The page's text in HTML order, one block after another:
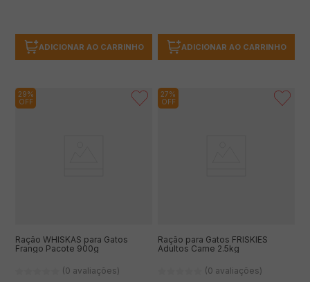
ADICIONAR AO CARRINHO ADICIONAR AO CARRINHO
29%
OFF
Ração WHISKAS para Gatos
Frango Pacote 900g
(0 avaliações)
27%
OFF
Ração para Gatos FRISKIES
Adultos Carne 2.5kg
(0 avaliações)